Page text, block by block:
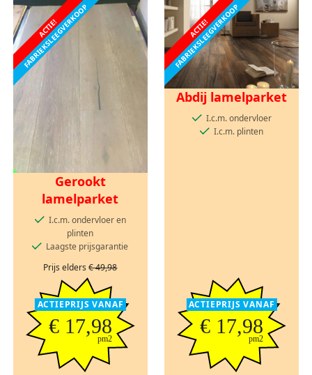
ACTIE!
FABRIEKSLEEGVERKOOP
Gerookt
lamelparket
I.c.m. ondervloer en
plinten
Laagste prijsgarantie
Prijs elders€ 49,98
ACTIEPRIJS VANAF
€ 17,98
pm2
ACTIE!
FABRIEKSLEEGVERKOOP
Abdij lamelparket
I.c.m. ondervloer
I.c.m. plinten
ACTIEPRIJS VANAF
€ 17,98
pm2